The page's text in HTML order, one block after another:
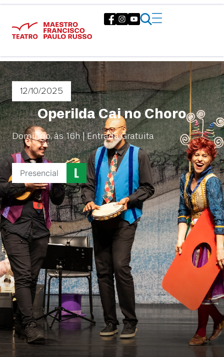
12/10/2025
Operilda Cai no Choro
Domingo, às 16h | Entrada Gratuita
Presencial